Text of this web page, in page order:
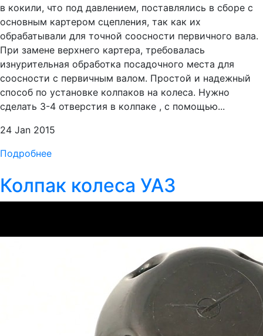
в кокили, что под давлением, поставлялись в сборе с
основным картером сцепления, так как их
обрабатывали для точной соосности первичного вала.
При замене верхнего картера, требовалась
изнурительная обработка посадочного места для
соосности с первичным валом. Простой и надежный
способ по установке колпаков на колеса. Нужно
сделать 3-4 отверстия в колпаке , с помощью...
24 Jan 2015
Подробнее
Колпак колеса УАЗ